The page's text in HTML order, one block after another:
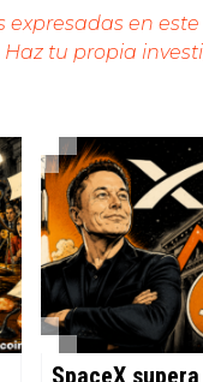
expresadas en
Haz tu propia